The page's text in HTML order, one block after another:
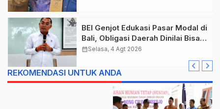
BEI Genjot Edukasi Pasar Modal di
Bali, Obligasi Daerah Dinilai Bisa
Jadi Mesin Percepatan
calendar_monthSelasa, 4 Agt 2026
REKOMENDASI UNTUK ANDA